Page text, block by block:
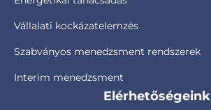
Vállalati kockázatelemzés
Szabványos menedzsment rendszerek
Interim menedzsment
Elérhetőségeink